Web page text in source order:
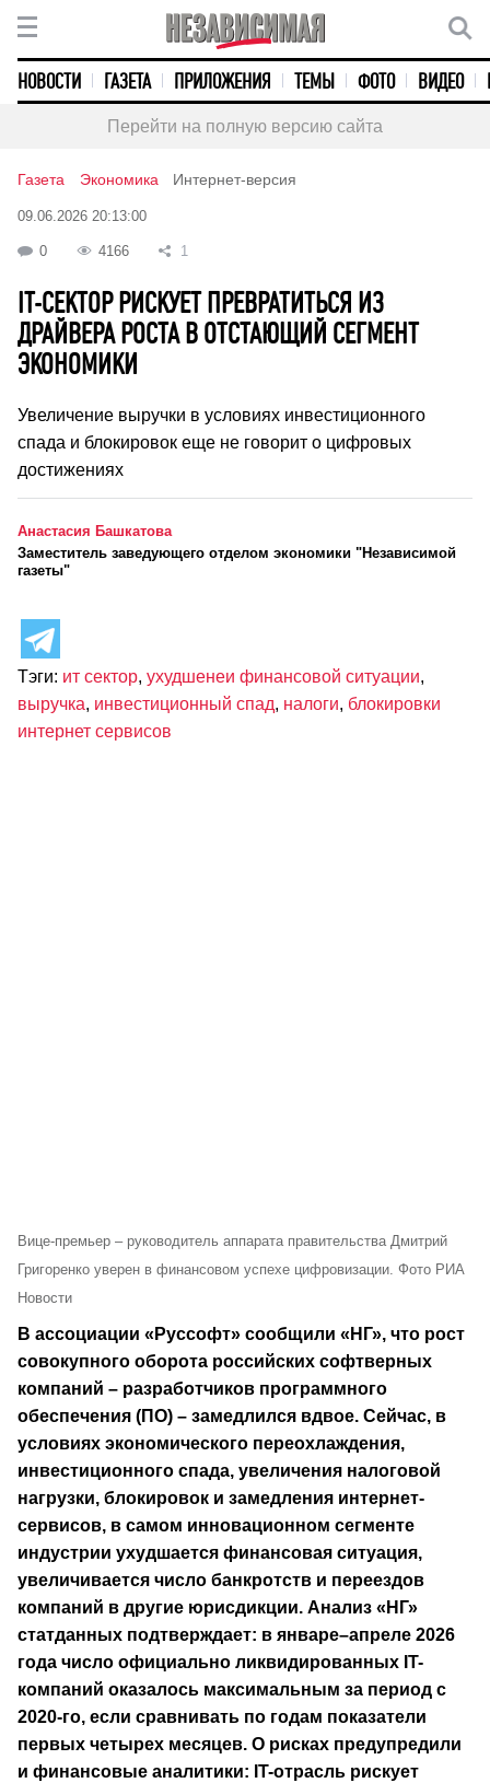
НОВОСТИ ГАЗЕТА ПРИЛОЖЕНИЯ ТЕМЫ ФОТО ВИДЕО
Перейти на полную версию сайта
Газета Экономика Интернет-версия
09.06.2026 20:13:00
0 4166 1
IT-СЕКТОР РИСКУЕТ ПРЕВРАТИТЬСЯ ИЗ
ДРАЙВЕРА РОСТА В ОТСТАЮЩИЙ СЕГМЕНТ
ЭКОНОМИКИ
Увеличение выручки в условиях инвестиционного
спада и блокировок еще не говорит о цифровых
достижениях
Анастасия Башкатова
Заместитель заведующего отделом экономики "Независимой
газеты"
Тэги: ит сектор, ухудшенеи финансовой ситуации,
выручка, инвестиционный спад, налоги, блокировки
интернет сервисов
Вице-премьер – руководитель аппарата правительства Дмитрий
Григоренко уверен в финансовом успехе цифровизации. Фото РИА
Новости
В ассоциации «Руссофт» сообщили «НГ», что рост
совокупного оборота российских софтверных
компаний – разработчиков программного
обеспечения (ПО) – замедлился вдвое. Сейчас, в
условиях экономического переохлаждения,
инвестиционного спада, увеличения налоговой
нагрузки, блокировок и замедления интернет-
сервисов, в самом инновационном сегменте
индустрии ухудшается финансовая ситуация,
увеличивается число банкротств и переездов
компаний в другие юрисдикции. Анализ «НГ»
статданных подтверждает: в январе–апреле 2026
года число официально ликвидированных IT-
компаний оказалось максимальным за период с
2020-го, если сравнивать по годам показатели
первых четырех месяцев. О рисках предупредили
и финансовые аналитики: IT-отрасль рискует